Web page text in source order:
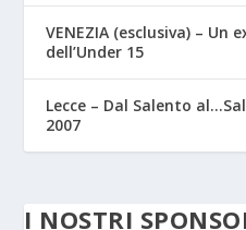
VENEZIA (esclusiva) – Un
dell’Under 15
Lecce – Dal Salento
2007
I NOSTRI